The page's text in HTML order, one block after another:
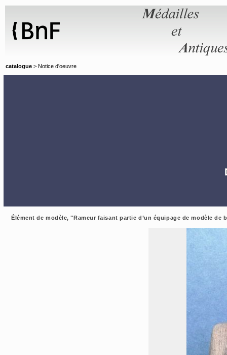
catalogue > Notice d'oeuvre
Élément de modèle, "Rameur faisant partie d’un équipage de modèle de